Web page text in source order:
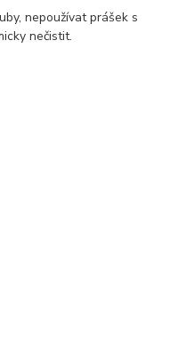
nepoužívat prášek s
nečistit.